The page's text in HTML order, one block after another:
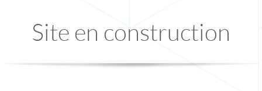
Site en construction